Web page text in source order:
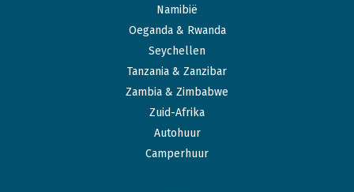
Namibië
Oeganda & Rwanda
Seychellen
Tanzania & Zanzibar
Zambia & Zimbabwe
Zuid-Afrika
Autohuur
Camperhuur